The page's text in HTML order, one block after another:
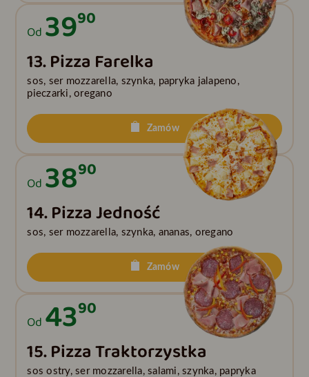
Od 3990
13. Pizza Farelka
sos, ser mozzarella, szynka, papryka jalapeno,
pieczarki, oregano
Zamów
Od 3890
14. Pizza Jedność
sos, ser mozzarella, szynka, ananas, oregano
Zamów
Od 4390
15. Pizza Traktorzystka
sos ostry, ser mozzarella, salami, szynka, papryka